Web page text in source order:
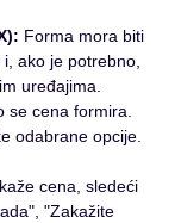
Forma mora biti
ako je potrebno,
uređajima.
se cena formira.
odabrane opcije.
cena, sledeći
"Zakažite